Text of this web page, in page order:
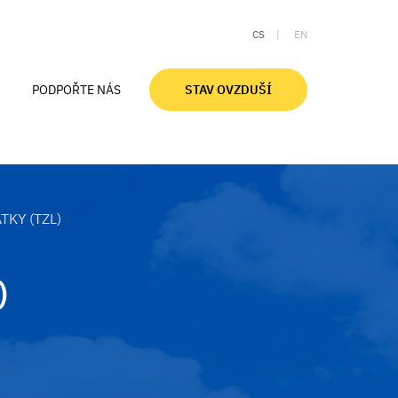
CS EN
PODPOŘTE NÁS STAV OVZDUŠÍ
(TZL)